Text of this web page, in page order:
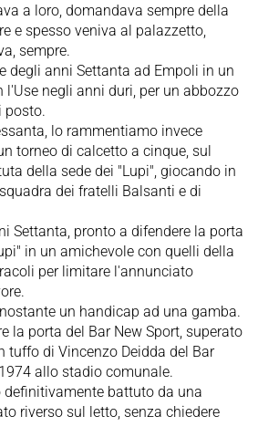
a loro, domandava sempre della
e spesso veniva al palazzetto,
sempre.
degli anni Settanta ad Empoli in un
negli anni duri, per un abbozzo
posto.
lo rammentiamo invece
torneo di calcetto a cinque, sul
della sede dei "Lupi", giocando in
dei fratelli Balsanti e di
Settanta, pronto a difendere la porta
in un amichevole con quelli della
per limitare l'annunciato
un handicap ad una gamba.
la porta del Bar New Sport, superato
tuffo di Vincenzo Deidda del Bar
allo stadio comunale.
battuto da una
riverso sul letto, senza chiedere